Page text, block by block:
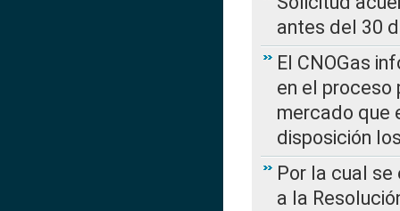
antes del 30
El CNOGas
en el
mercado que
disposición
Por la cual se
a la